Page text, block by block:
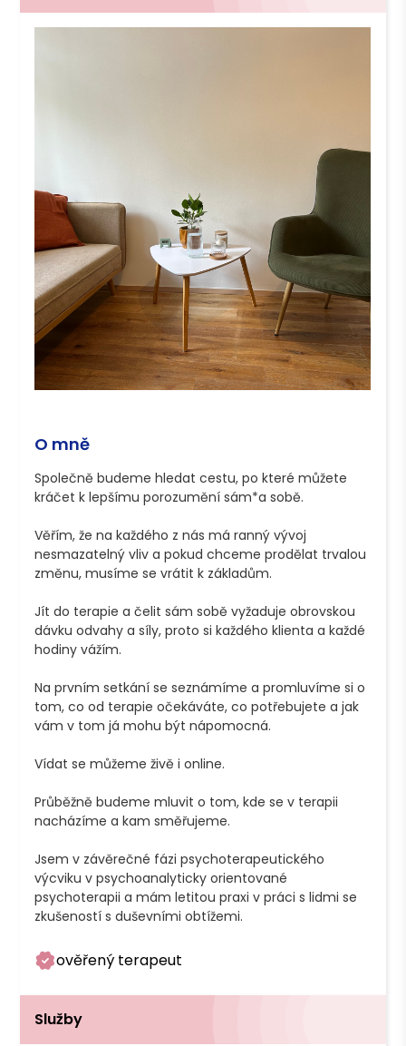
O mně
Společně budeme hledat cestu, po které můžete
kráčet k lepšímu porozumění sám*a sobě.
Věřím, že na každého z nás má ranný vývoj
nesmazatelný vliv a pokud chceme prodělat trvalou
změnu, musíme se vrátit k základům.
Jít do terapie a čelit sám sobě vyžaduje obrovskou
dávku odvahy a síly, proto si každého klienta a každé
hodiny vážím.
Na prvním setkání se seznámíme a promluvíme si o
tom, co od terapie očekáváte, co potřebujete a jak
vám v tom já mohu být nápomocná.
Vídat se můžeme živě i online.
Průběžně budeme mluvit o tom, kde se v terapii
nacházíme a kam směřujeme.
Jsem v závěrečné fázi psychoterapeutického
výcviku v psychoanalyticky orientované
psychoterapii a mám letitou praxi v práci s lidmi se
zkušeností s duševními obtížemi.
ověřený terapeut
Služby